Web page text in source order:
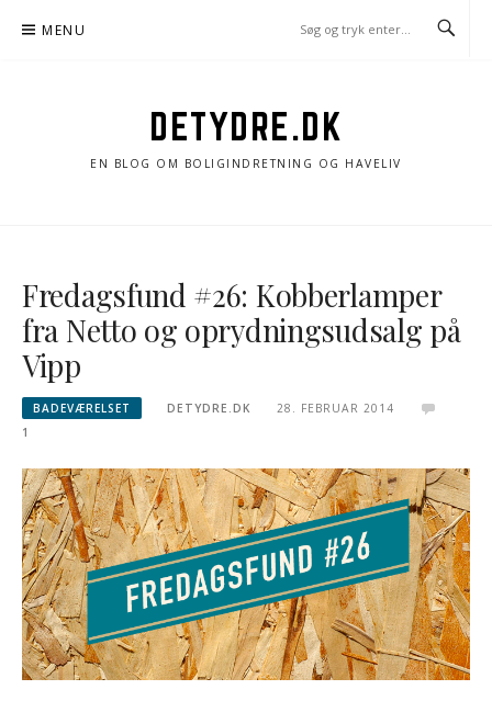
MENU
DETYDRE.DK
EN BLOG OM BOLIGINDRETNING OG HAVELIV
Fredagsfund #26: Kobberlamper
fra Netto og oprydningsudsalg på
Vipp
BADEVÆRELSET DETYDRE.DK
28. FEBRUAR 2014
1